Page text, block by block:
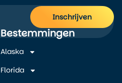
Bestemmingen
Alaska
Florida
Inschrijven